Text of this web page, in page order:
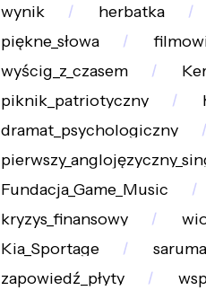
wynik
herbatka
piękne_słowa
wyścig_z_czasem
piknik_patriotyczny
dramat_psychologiczny
Fundacja_Game_Music
kryzys_finansowy
Kia_Sportage
zapowiedź_płyty